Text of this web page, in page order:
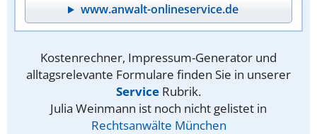
www.anwalt-onlineservice.de
Kostenrechner, Impressum-Generator und
alltagsrelevante Formulare finden Sie in unserer
Service Rubrik.
Julia Weinmann ist noch nicht gelistet in
Rechtsanwälte München